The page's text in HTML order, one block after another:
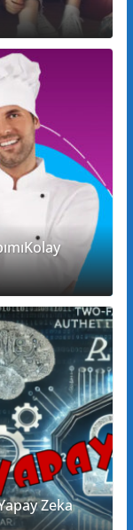
Zeka